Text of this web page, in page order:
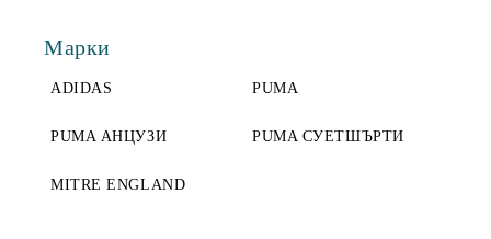
Марки
ADIDAS PUMA
PUMA АНЦУЗИ PUMA СУЕТШЪРТИ
MITRE ENGLAND